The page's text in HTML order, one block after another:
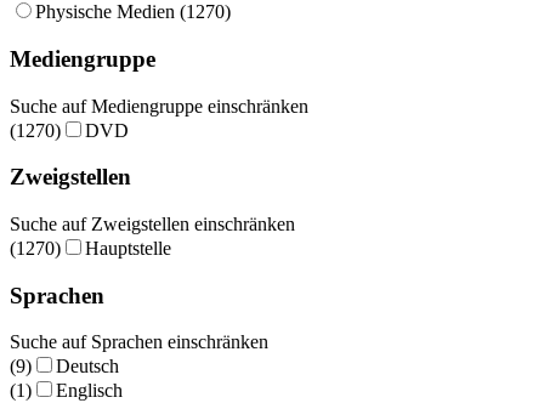
Physische Medien (1270)
Mediengruppe
Suche auf Mediengruppe einschränken
(1270)
DVD
Zweigstellen
Suche auf Zweigstellen einschränken
(1270)
Hauptstelle
Sprachen
Suche auf Sprachen einschränken
(9)
Deutsch
(1)
Englisch